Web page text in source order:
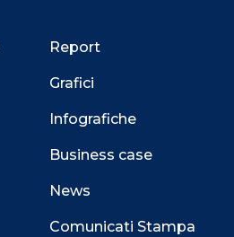
Report
Grafici
Infografiche
Business case
News
Comunicati Stampa